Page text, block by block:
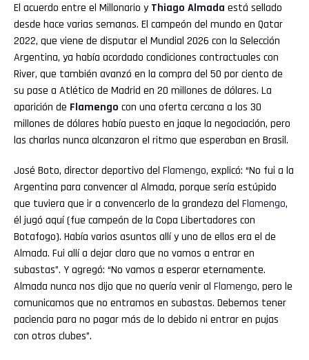
El acuerdo entre el Millonario y Thiago Almada está sellado
desde hace varias semanas. El campeón del mundo en Qatar
2022, que viene de disputar el Mundial 2026 con la Selección
Argentina, ya había acordado condiciones contractuales con
River, que también avanzó en la compra del 50 por ciento de
su pase a Atlético de Madrid en 20 millones de dólares. La
aparición de Flamengo con una oferta cercana a los 30
millones de dólares había puesto en jaque la negociación, pero
las charlas nunca alcanzaron el ritmo que esperaban en Brasil.
José Boto, director deportivo del Flamengo, explicó: “No fui a la
Argentina para convencer al Almada, porque sería estúpido
que tuviera que ir a convencerlo de la grandeza del Flamengo,
él jugó aquí (fue campeón de la Copa Libertadores con
Botafogo). Había varios asuntos allí y uno de ellos era el de
Almada. Fui allí a dejar claro que no vamos a entrar en
subastas”. Y agregó: “No vamos a esperar eternamente.
Almada nunca nos dijo que no quería venir al Flamengo, pero le
comunicamos que no entramos en subastas. Debemos tener
paciencia para no pagar más de lo debido ni entrar en pujas
con otros clubes”.